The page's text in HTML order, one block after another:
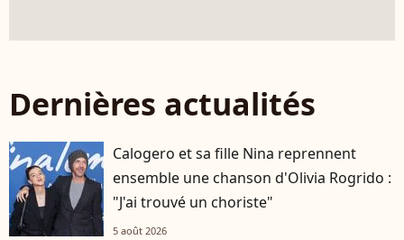
Dernières actualités
Calogero et sa fille Nina reprennent
ensemble une chanson d'Olivia Rogrido :
"J'ai trouvé un choriste"
5 août 2026